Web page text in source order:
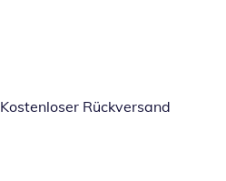
Kostenloser Rückversand